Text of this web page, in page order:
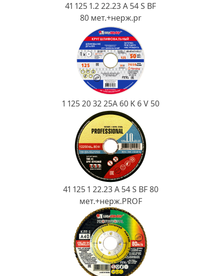
41 125 1.2 22.23 A 54 S BF
80 мет.+нерж.pr
1 125 20 32 25А 60 K 6 V 50
41 125 1 22.23 A 54 S BF 80
мет.+нерж.PROF